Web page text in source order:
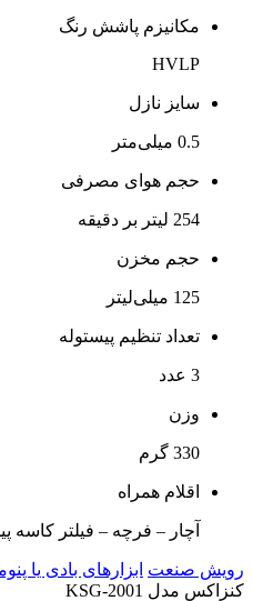
مکانیزم پاشش رنگ
HVLP
سایز نازل
0.5 میلی‌متر
حجم هوای مصرفی
254 لیتر بر دقیقه
حجم مخزن
125 میلی‌لیتر
تعداد تنظیم پیستوله
3 عدد
وزن
330 گرم
اقلام همراه
آچار – فرچه – فیلتر کاسه
رویش صنعت ابزارهای بادی یا
کنزاکس مدل KSG-2001